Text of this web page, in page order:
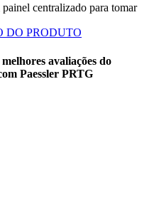
centralizado para tomar
DO PRODUTO
avaliações do
Paessler PRTG